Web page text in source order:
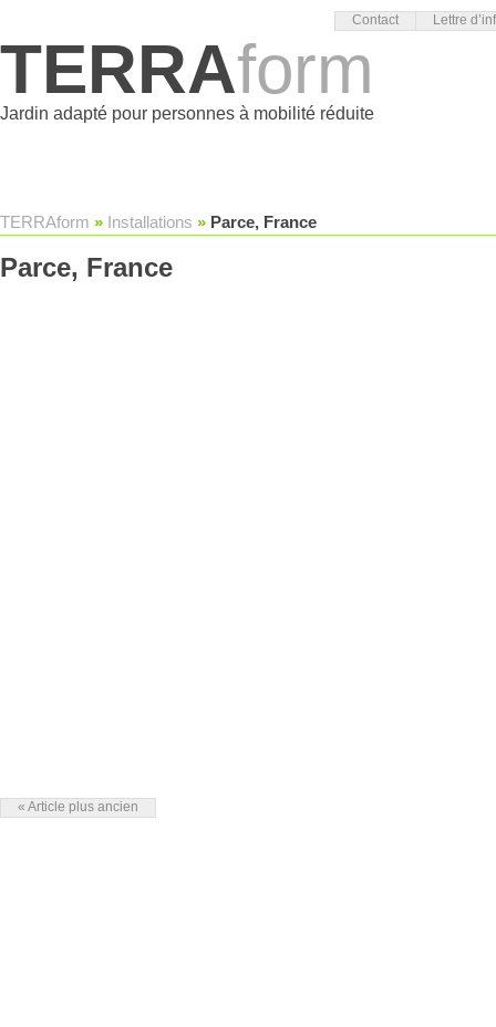
Contact Lettre
TERRAform
Jardin adapté pour personnes à mobilité réduite
TERRAform » Installations » Parce, France
Parce, France
« Article plus ancien